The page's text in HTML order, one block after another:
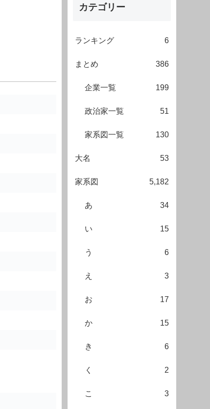
カテゴリー
ランキング 6
まとめ 386
企業一覧 199
政治家一覧 51
家系図一覧 130
大名 53
家系図 5,182
あ 34
い 15
う 6
え 3
お 17
か 15
き 6
く 2
こ 3